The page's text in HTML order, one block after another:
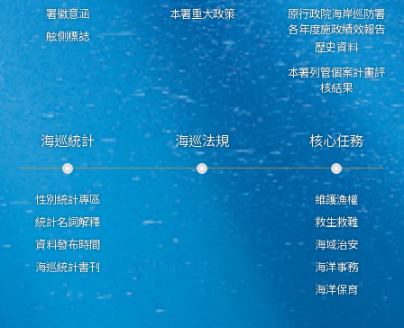
署徽意涵
舷側標誌
本署重大政策
原行政院海岸巡防署
各年度施政績效報告
歷史資料
本署列管個案計畫評
核結果
海巡統計
性別統計專區
統計名詞解釋
資料發布時間
海巡統計書刊
海巡法規 核心任務
維護漁權
救生救難
海域治安
海洋事務
海洋保育